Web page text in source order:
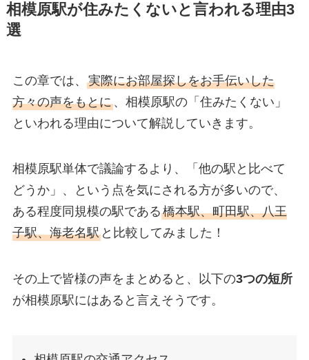
相模原駅が住みたくないと言われる理由3
選
この章では、 実際にお部屋探しをお手伝いした
方々の声をもとに、相模原駅の「住みたくない」
といわれる理由について解説していきます。
相模原駅単体で議論するより、「他の駅と比べて
どうか」、という点を気にされる方が多いので、
ある程度同規模の駅である橋本駅、町田駅、八王
子駅、海老名駅と比較してみました！
その上で皆様の声をまとめると、以下の3つの短所
が相模原駅にはあると言えそうです。